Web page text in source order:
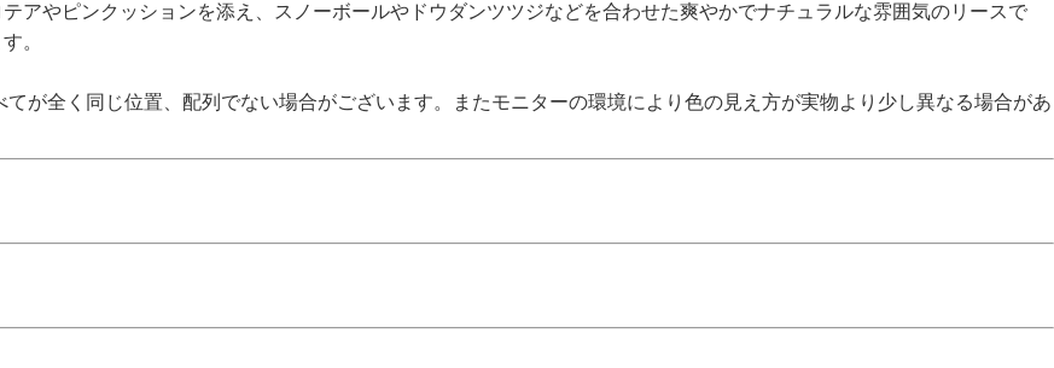
アやピンクッションを添え、スノーボールやドウダンツツジなどを合わせた爽やかでナチュラルな雰囲気のリースで
。
が全く同じ位置、配列でない場合がございます。またモニターの環境により色の見え方が実物より少し異なる場合があ